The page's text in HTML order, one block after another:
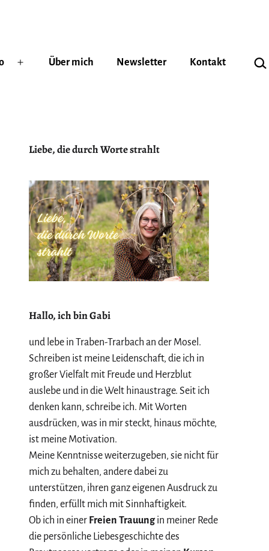
Über mich Newsletter Kontakt
Liebe, die durch Worte strahlt
Hallo, ich bin Gabi
und lebe in Traben-Trarbach an der Mosel.
Schreiben ist meine Leidenschaft, die ich in
großer Vielfalt mit Freude und Herzblut
auslebe und in die Welt hinaustrage. Seit ich
denken kann, schreibe ich. Mit Worten
ausdrücken, was in mir steckt, hinaus möchte,
ist meine Motivation.
Meine Kenntnisse weiterzugeben, sie nicht für
mich zu behalten, andere dabei zu
unterstützen, ihren ganz eigenen Ausdruck zu
finden, erfüllt mich mit Sinnhaftigkeit.
Ob ich in einer Freien Trauungin meiner Rede
die persönliche Liebesgeschichte des